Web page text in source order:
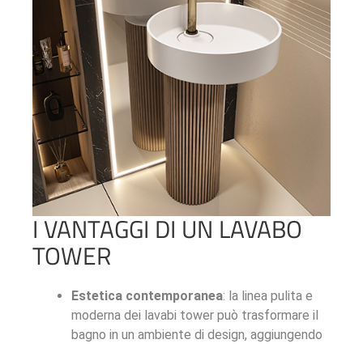
I VANTAGGI DI UN LAVABO
TOWER
Estetica contemporanea: la linea pulita e
moderna dei lavabi tower può trasformare il
bagno in un ambiente di design, aggiungendo